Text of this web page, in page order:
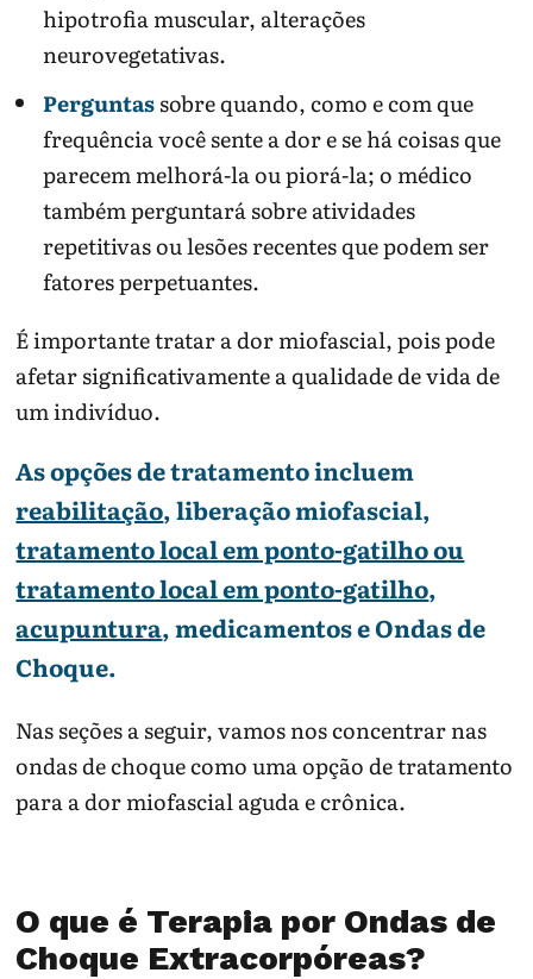
hipotrofia muscular, alterações
neurovegetativas.
Perguntassobre quando, como e com que
frequência você sente a dor e se há coisas que
parecem melhorá-la ou piorá-la; o médico
também perguntará sobre atividades
repetitivas ou lesões recentes que podem ser
fatores perpetuantes.
É importante tratar a dor miofascial, pois pode
afetar significativamente a qualidade de vida de
um indivíduo.
As opções de tratamento incluem
reabilitação, liberação miofascial,
tratamento local em ponto-gatilho ou
tratamento local em ponto-gatilho,
acupuntura, medicamentos e Ondas de
Choque.
Nas seções a seguir, vamos nos concentrar nas
ondas de choque como uma opção de tratamento
para a dor miofascial aguda e crônica.
O que é Terapia por Ondas de
Choque Extracorpóreas?